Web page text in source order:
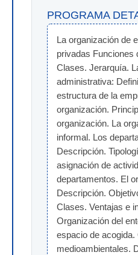
PROGRAMA
La organización de
privadas Funciones
Clases. Jerarquía.
administrativa:
estructura de la
organización.
organización. La
informal. Los
Descripción.
asignación de
departamentos. El
Descripción.
Clases. Ventajas e
Organización del
espacio de acogida.
medioambientales.